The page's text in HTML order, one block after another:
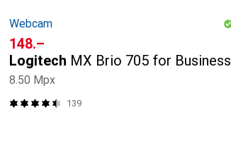
Webcam
CHF
148.–
Logitech MX Brio 705 for Business
8.50 Mpx
139